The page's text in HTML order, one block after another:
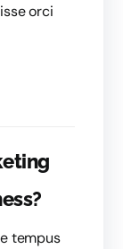
orci
tempus